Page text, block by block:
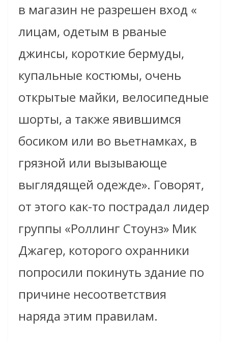
в магазин не разрешен вход «
лицам, одетым в рваные
джинсы, короткие бермуды,
купальные костюмы, очень
открытые майки, велосипедные
шорты, а также явившимся
босиком или во вьетнамках, в
грязной или вызывающе
выглядящей одежде». Говорят,
от этого как-то пострадал лидер
группы «Роллинг Стоунз» Мик
Джагер, которого охранники
попросили покинуть здание по
причине несоответствия
наряда этим правилам.